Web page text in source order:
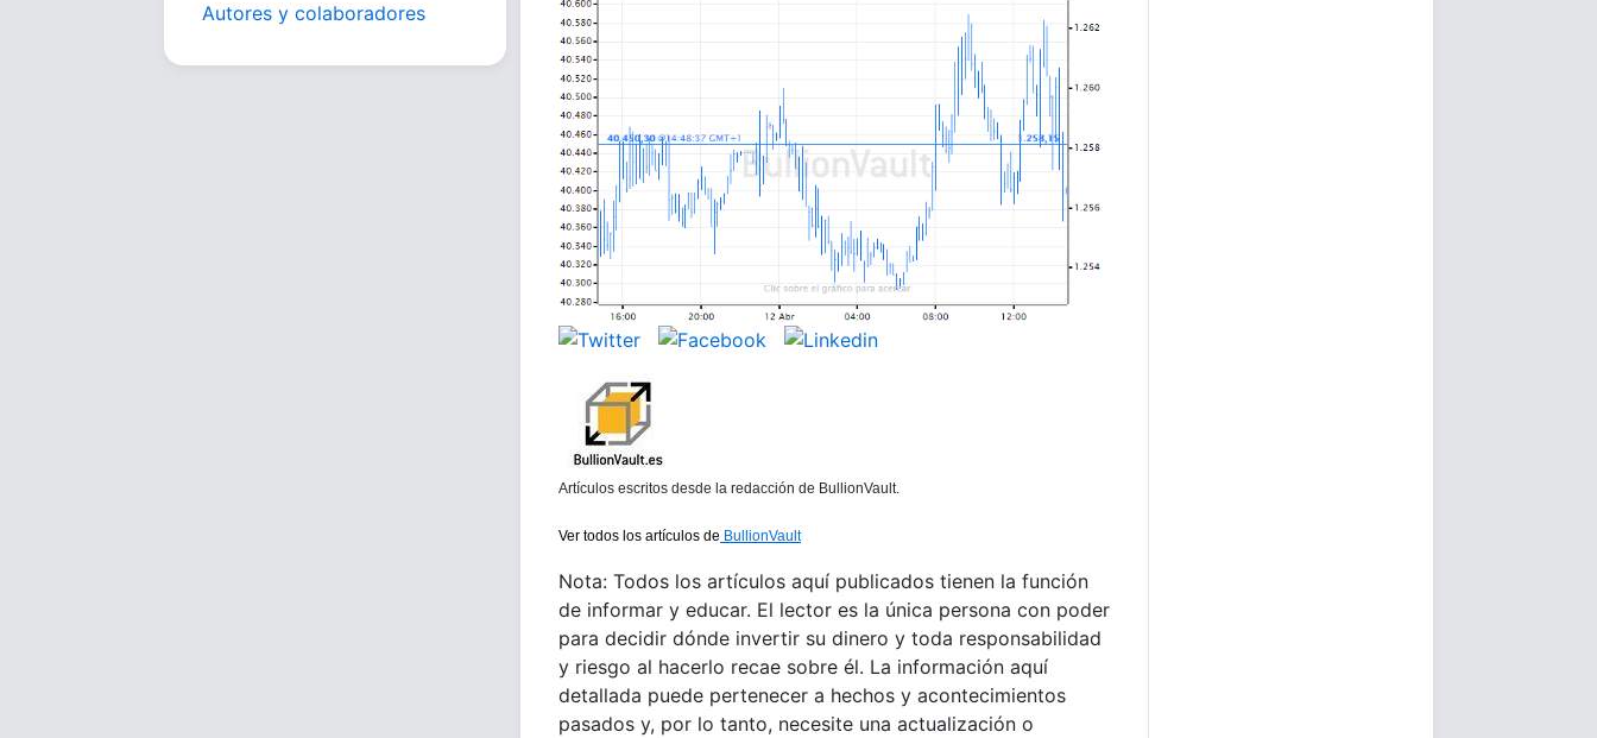
Autores y colaboradores
Artículos escritos desde la redacción de BullionVault.
Ver todos los artículos de BullionVault
Nota: Todos los artículos aquí publicados tienen la función
de informar y educar. El lector es la única persona con poder
para decidir dónde invertir su dinero y toda responsabilidad
y riesgo al hacerlo recae sobre él. La información aquí
detallada puede pertenecer a hechos y acontecimientos
pasados y, por lo tanto, necesite una actualización o